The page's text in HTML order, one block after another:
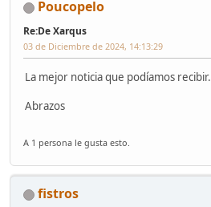
Poucopelo
Re:De Xarqus
03 de Diciembre de 2024, 14:13:29
La mejor noticia que podíamos recibir.
Abrazos
A 1 persona le gusta esto.
fistros